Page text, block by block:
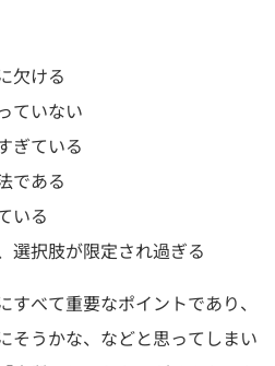
欠ける
ていない
ぎている
である
いる
選択肢が限定され過ぎる
べて重要なポイントであり、
そうかな、などと思ってしまい